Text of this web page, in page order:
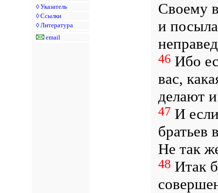
◊ Указатель
◊ Ссылки
◊ Литература
email
Своему
и
46Ибо
вас,
делают
47И если
братьев
Не так
48 Итак